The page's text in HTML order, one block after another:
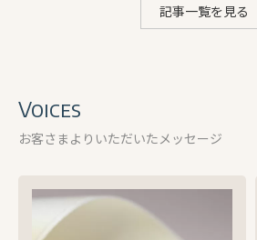
記事一覧を見る
お客さまよりいただいたメッセージ
Voices